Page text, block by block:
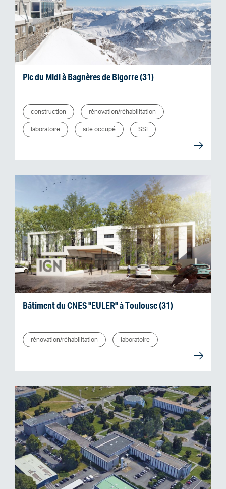
Pic du Midi à Bagnères de Bigorre (31)
construction rénovation/réhabilitation
laboratoire site occupé SSI
Bâtiment du CNES "EULER" à Toulouse (31)
rénovation/réhabilitation laboratoire